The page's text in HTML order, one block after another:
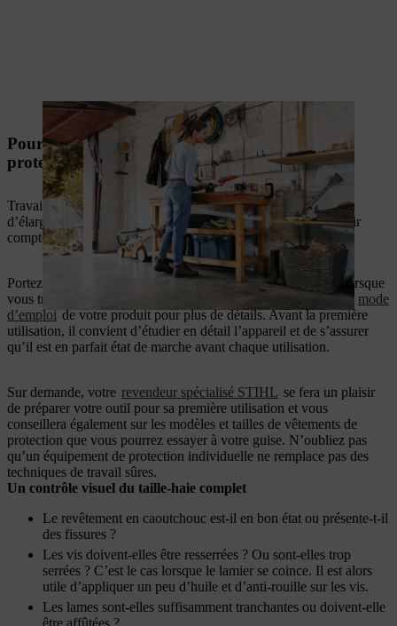
Pour votre sécurité : porter des vêtements de
protection
Travailler avec des outils puissants est plaisant et vous permet
d’élargir vos compétences. C’est pourquoi il est bon de pouvoir
compter sur des vêtements de protection efficaces et sûrs.
Portez toujours votre équipement de protection individuelle
lorsque
vous travaillez avec les appareils STIHL. Veuillez consulter le mode
d’emploi de votre produit pour plus de détails. Avant la première
utilisation, il convient d’étudier en détail l’appareil et de s’assurer
qu’il est en parfait état de marche avant chaque utilisation.
Sur demande, votre revendeur spécialisé STIHL se fera un plaisir
de préparer votre outil pour sa première utilisation et vous
conseillera également sur les modèles et tailles de vêtements de
protection que vous pourrez essayer à votre guise. N’oubliez pas
qu’un équipement de protection individuelle ne remplace pas des
techniques de travail sûres.
Un contrôle visuel du taille-haie complet
Le revêtement en caoutchouc est-il en bon état ou présente-t-il
des fissures ?
Les vis doivent-elles être resserrées ? Ou sont-elles trop
serrées ? C’est le cas lorsque le lamier se coince. Il est alors
utile d’appliquer un peu d’huile et d’anti-rouille sur les vis.
Les lames sont-elles suffisamment tranchantes ou doivent-elle
être affûtées ?